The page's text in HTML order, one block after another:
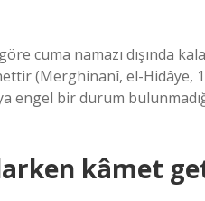
cuma namazı dışında
(Merghinanî, el-Hidâye,
engel bir durum
kâmet